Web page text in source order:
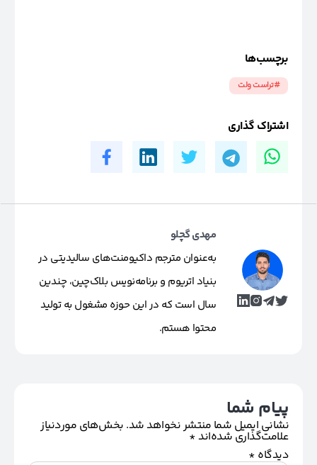
برچسب‌ها
#تراست ولت
اشتراک گذاری
مهدی گچلو
به‌عنوان مترجم داکیومنت‌های سالیدیتی در
بنیاد اتریوم و برنامه‌نویس بلاک‌چین، چندین
سال است که در این حوزه مشغول به تولید
محتوا هستم.
پیام شما
نشانی ایمیل شما منتشر نخواهد شد. بخش‌های موردنیاز
علامت‌گذاری شده‌اند*
دیدگاه *